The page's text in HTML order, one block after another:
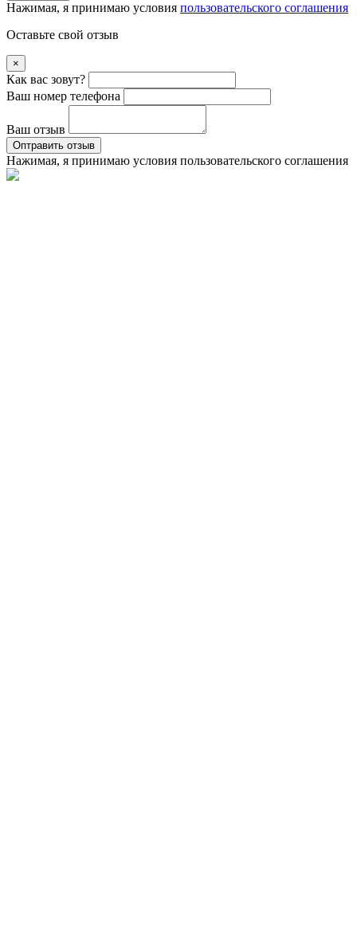
Нажимая, я принимаю условия пользовательского соглашения
Оставьте свой отзыв
×
Как вас зовут?
Ваш номер телефона
Ваш отзыв
Оптравить отзыв
Нажимая, я принимаю условия пользовательского соглашения